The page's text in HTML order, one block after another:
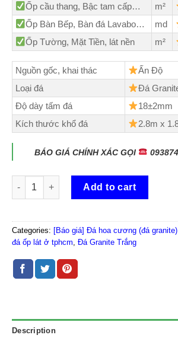
Ốp cầu thang, Bậc tam cấp…
m²
Ốp Bàn Bếp, Bàn đá Lavabo…
md
Ốp Tường, Mặt Tiền, lát nền
m²
Nguồn gốc, khai thác
Ấn Độ
Loại đá
Đá
Độ dày tấm đá
18±2mm
Kích thước khổ đá
2.8m x
BÁO GIÁ CHÍNH XÁC GỌI
Giá Đá Trắng Vân Gỗ Thủy Tinh Ốp
Add to cart
Categories: [Báo giá] Đá hoa cương (đá
đá ốp lát ở tphcm Đá Granite Trắng
Description